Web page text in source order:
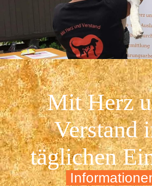
Mit Herz
Verstand
täglichen